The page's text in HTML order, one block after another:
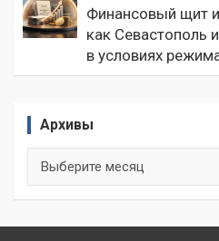
Финансовый щит
как Севастополь
в условиях
Архивы